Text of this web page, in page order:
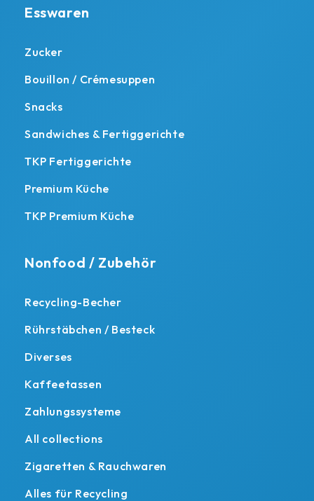
Esswaren
Zucker
Bouillon / Crémesuppen
Snacks
Sandwiches & Fertiggerichte
TKP Fertiggerichte
Premium Küche
TKP Premium Küche
Nonfood / Zubehör
Recycling-Becher
Rührstäbchen / Besteck
Diverses
Kaffeetassen
Zahlungssysteme
All collections
Zigaretten & Rauchwaren
Alles für Recycling